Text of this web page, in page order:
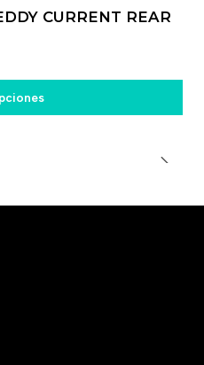
CURRENT REAR